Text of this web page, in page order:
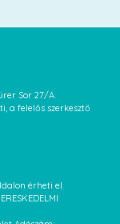
Sor 27/A.
a felelős szerkesztő
érheti el.